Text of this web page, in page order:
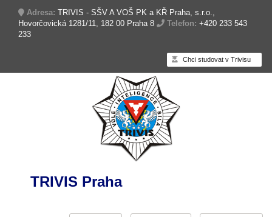
Adresa: TRIVIS - SŠV A VOŠ PK a KŘ Praha, s.r.o.,
Hovorčovická 1281/11, 182 00 Praha 8
Telefon: +420 233 543
233
Chci studovat v Trivisu
TRIVIS Praha